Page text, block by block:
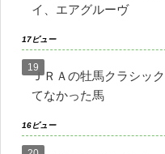
イ、エアグルーヴ
17ビュー
ＪＲＡの牡馬クラシッ
てなかった馬
16ビュー